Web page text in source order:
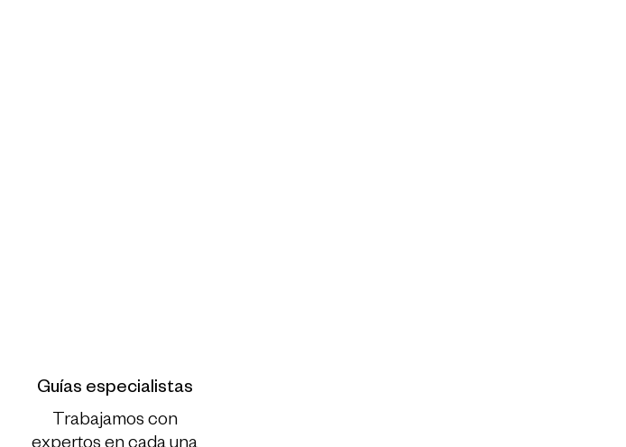
Guías especialistas
Trabajamos con